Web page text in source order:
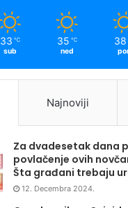
33 ℃
sub
35 ℃
ned
38
Najnoviji
Za dvadesetak dana
povlačenje ovih
Šta građani trebaju
12. Decembra 2024.